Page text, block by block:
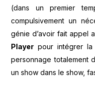
(dans un premier
compulsivement un
génie d’avoir fait appel
Player pour intégrer
personnage totalement
un show dans le show,